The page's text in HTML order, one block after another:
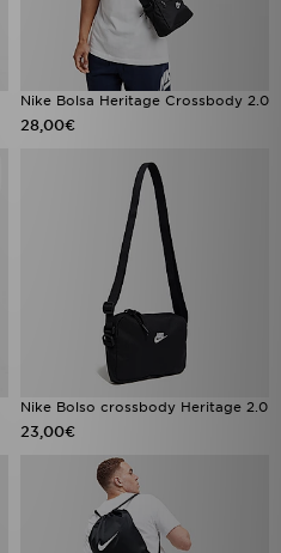
Nike Bolsa Heritage Crossbody 2.0
28,00€
Nike Bolso crossbody Heritage 2.0
23,00€